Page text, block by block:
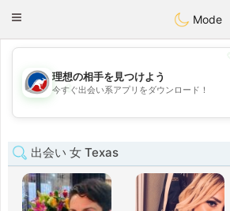
AustraliaChat
Toggle
Mode
💖
💕
理想の相手を見つけよう
今すぐ出会い系アプリをダウンロード！
出会い 女 Texas